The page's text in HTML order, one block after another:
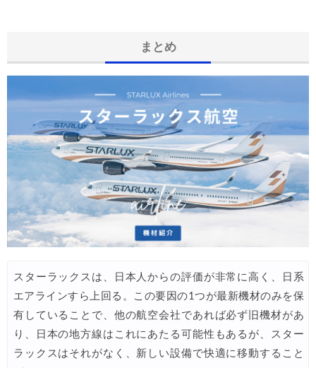
まとめ
スターラックスは、日本人からの評価が非常に高く、日系
エアラインすら上回る。この要因の1つが最新機材のみを保
有していることで、他の航空会社であれば必ず旧機材があ
り、日本の地方線はこれにあたる可能性もあるが、スター
ラックスはそれがなく、新しい設備で快適に移動すること